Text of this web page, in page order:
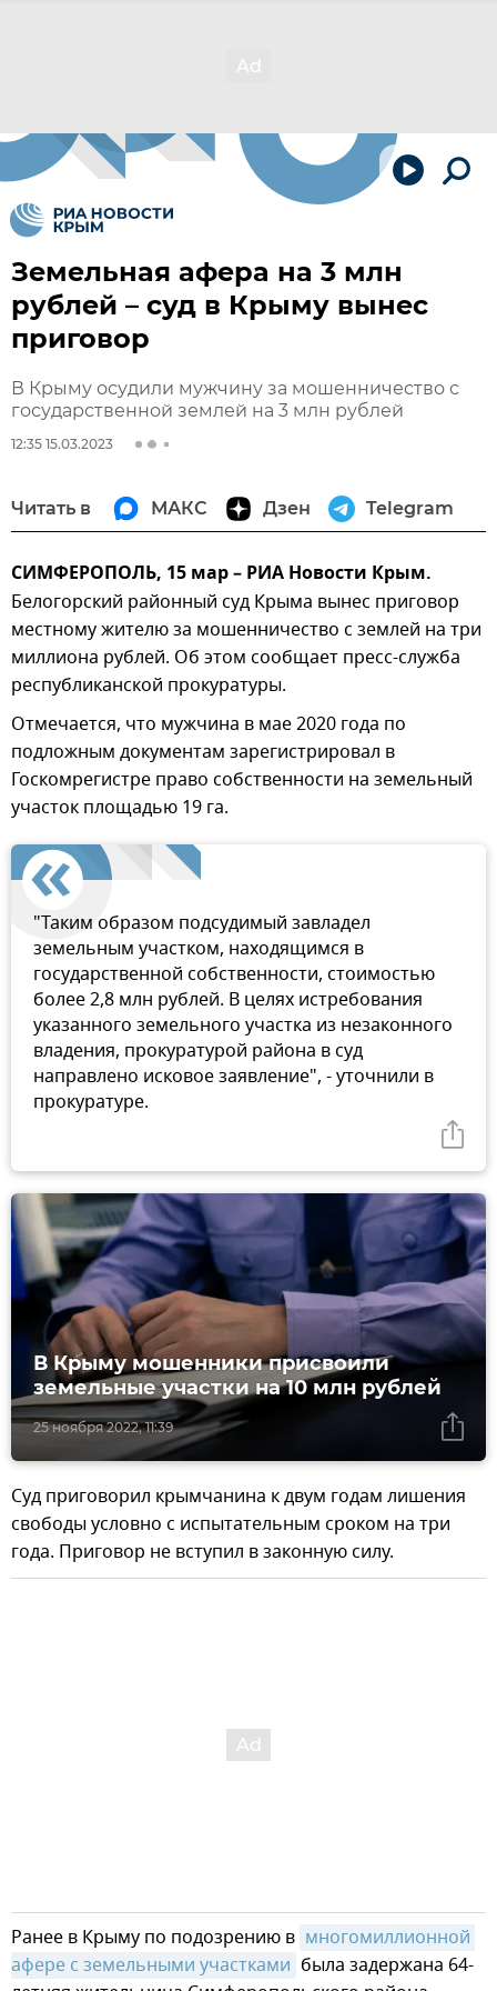
Земельная афера на 3 млн
рублей – суд в Крыму вынес
приговор
В Крыму осудили мужчину за мошенничество с
государственной землей на 3 млн рублей
12:35 15.03.2023
Читать в МАКС Дзен Telegram
СИМФЕРОПОЛЬ, 15 мар – РИА Новости Крым.
Белогорский районный суд Крыма вынес приговор
местному жителю за мошенничество с землей на три
миллиона рублей. Об этом сообщает пресс-служба
республиканской прокуратуры.
Отмечается, что мужчина в мае 2020 года по
подложным документам зарегистрировал в
Госкомрегистре право собственности на земельный
участок площадью 19 га.
"Таким образом подсудимый завладел
земельным участком, находящимся в
государственной собственности, стоимостью
более 2,8 млн рублей. В целях истребования
указанного земельного участка из незаконного
владения, прокуратурой района в суд
направлено исковое заявление", - уточнили в
прокуратуре.
25 ноября 2022, 11:39
В Крыму мошенники присвоили
земельные участки на 10 млн рублей
Суд приговорил крымчанина к двум годам лишения
свободы условно с испытательным сроком на три
года. Приговор не вступил в законную силу.
Ранее в Крыму по подозрению в многомиллионной
афере с земельными участками была задержана 64-